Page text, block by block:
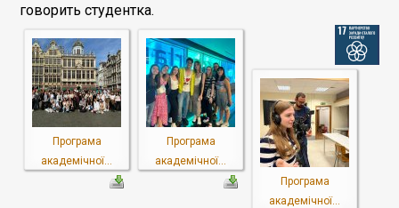
говорить студентка.
Програма
академічної...
Програма
академічної...
Програма
академічної...